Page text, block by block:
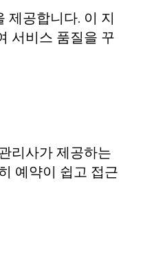
제공합니다. 이 지
서비스 품질을 꾸
리사가 제공하는
예약이 쉽고 접근